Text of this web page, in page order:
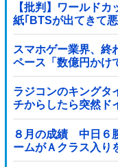
【批判】ワールド
紙｢BTSが出てきて
スマホゲー業界、
ペース「数億円かけ
ラジコンのキングタ
チからしたら突然ド
の反応】
８月の成績 中日６
ームがＡクラス入り
突！！！！！！！！